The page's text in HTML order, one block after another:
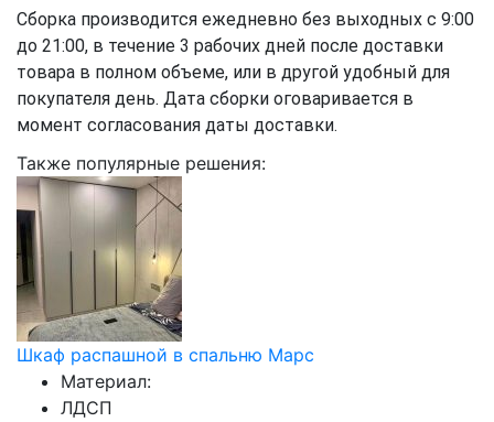
Сборка производится ежедневно без выходных с 9:00
до 21:00, в течение 3 рабочих дней после доставки
товара в полном объеме, или в другой удобный для
покупателя день. Дата сборки оговаривается в
момент согласования даты доставки.
Также популярные решения:
Шкаф распашной в спальню Марс
Материал:
ЛДСП